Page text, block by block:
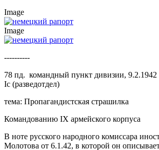
Image
Image
----------
78 пд. командный пункт дивизии, 9.2.1942
Ic (разведотдел)
тема: Пропагандистская страшилка
Командованию IX армейского корпуса
В ноте русского народного комиссара
Молотова от 6.1.42, в которой он